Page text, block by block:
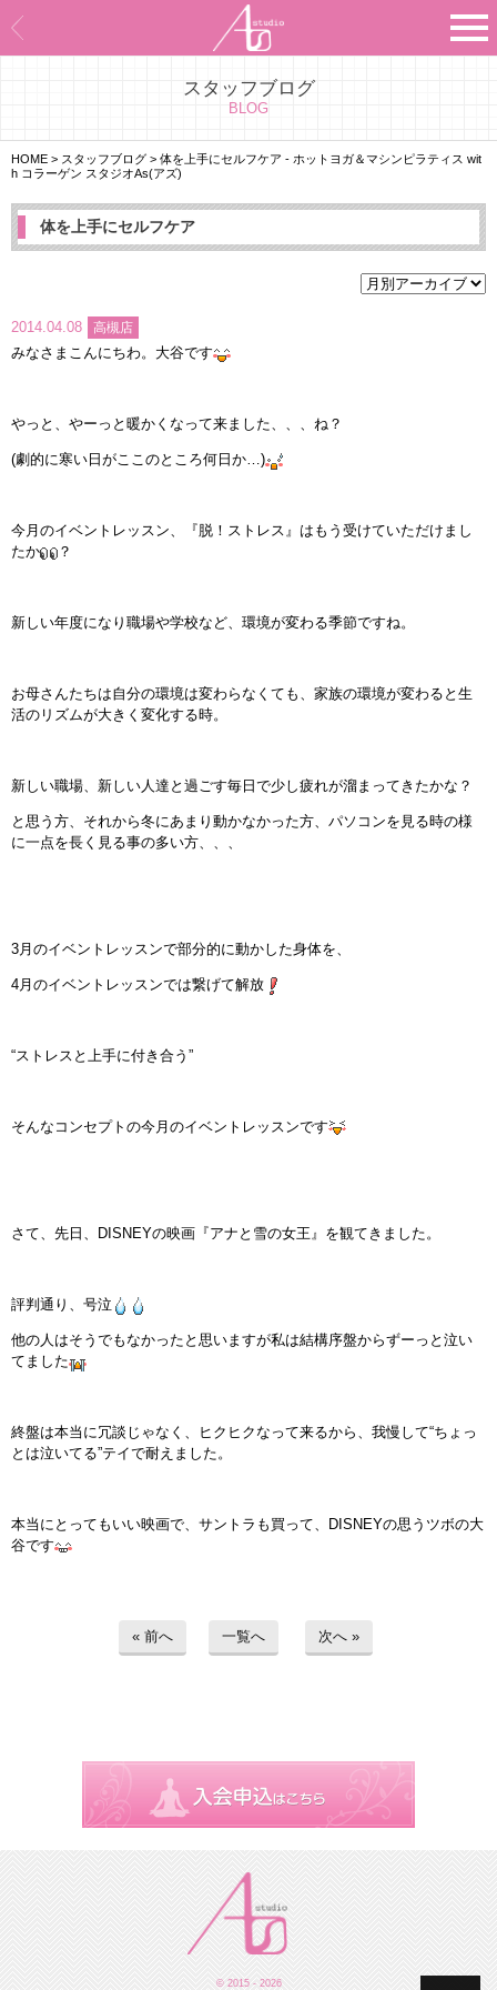
スタッフブログ
BLOG
HOME > スタッフブログ > 体を上手にセルフケア - ホットヨガ＆マシンピラティス wit
h コラーゲン スタジオAs(アズ)
体を上手にセルフケア
2014.04.08 高槻店
みなさまこんにちわ。大谷です
やっと、やーっと暖かくなって来ました、、、ね？
(劇的に寒い日がここのところ何日か…)
今月のイベントレッスン、『脱！ストレス』はもう受けていただけまし
たか
？
新しい年度になり職場や学校など、環境が変わる季節ですね。
お母さんたちは自分の環境は変わらなくても、家族の環境が変わると生
活のリズムが大きく変化する時。
新しい職場、新しい人達と過ごす毎日で少し疲れが溜まってきたかな？
と思う方、それから冬にあまり動かなかった方、パソコンを見る時の様
に一点を長く見る事の多い方、、、
3月のイベントレッスンで部分的に動かした身体を、
4月のイベントレッスンでは繋げて解放
“ストレスと上手に付き合う”
そんなコンセプトの今月のイベントレッスンです
さて、先日、DISNEYの映画『アナと雪の女王』を観てきました。
評判通り、号泣
他の人はそうでもなかったと思いますが私は結構序盤からずーっと泣い
てました
終盤は本当に冗談じゃなく、ヒクヒクなって来るから、我慢して“ちょっ
とは泣いてる”テイで耐えました。
本当にとってもいい映画で、サントラも買って、DISNEYの思うツボの大
谷です
« 前へ 一覧へ 次へ »
© 2015 - 2026
Asのコンセプト
Asのナビゲーションシステム
施設紹介
エビデンス
お客様の声
インストラクターのメッセージ
指導員育成コース
セミナー開催
ご入会のご予約
プライバシーポリシー